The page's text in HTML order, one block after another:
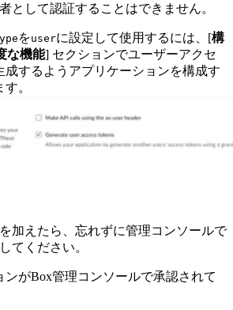
として認証することはできません。
をuserに設定して使用するには、[構
な機能] セクションでユーザーアクセ
成するようアプリケーションを構成す
。
加えたら、忘れずに管理コンソールで
してください。
ンがBox管理コンソールで承認されて